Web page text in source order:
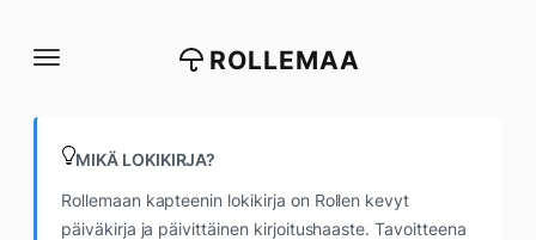
suoraan
ROLLEMAA
MIKÄ LOKIKIRJA?
Rollemaan kapteenin lokikirja on Rollen kevyt
päiväkirja ja päivittäinen kirjoitushaaste. Tavoitteena